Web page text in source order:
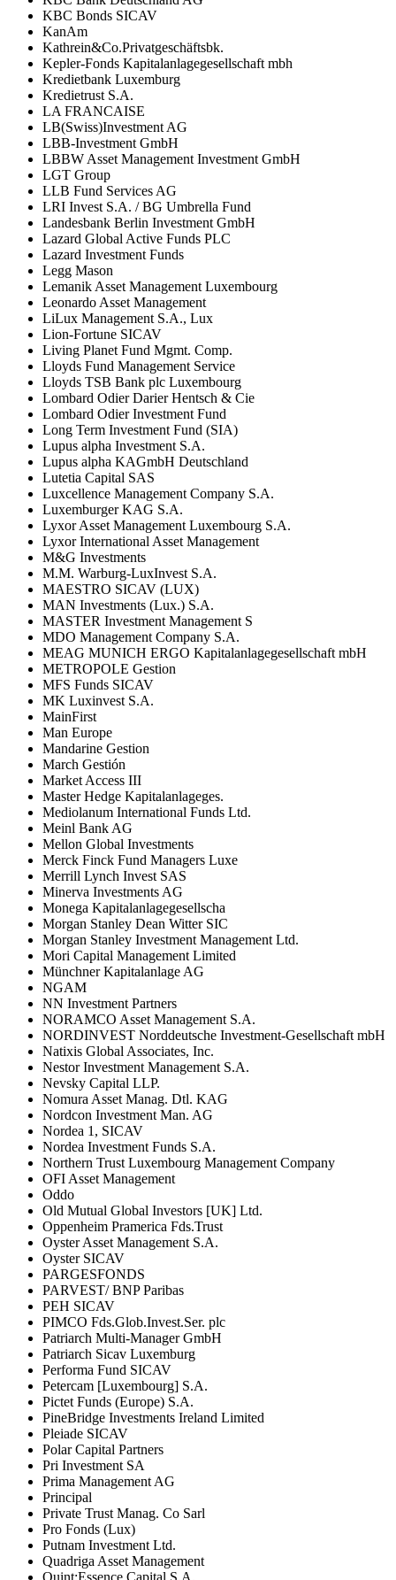
KBC Bonds SICAV
KanAm
Kathrein&Co.Privatgeschäftsbk.
Kepler-Fonds Kapitalanlagegesellschaft mbh
Kredietbank Luxemburg
Kredietrust S.A.
LA FRANCAISE
LB(Swiss)Investment AG
LBB-Investment GmbH
LBBW Asset Management Investment GmbH
LGT Group
LLB Fund Services AG
LRI Invest S.A. / BG Umbrella Fund
Landesbank Berlin Investment GmbH
Lazard Global Active Funds PLC
Lazard Investment Funds
Legg Mason
Lemanik Asset Management Luxembourg
Leonardo Asset Management
LiLux Management S.A., Lux
Lion-Fortune SICAV
Living Planet Fund Mgmt. Comp.
Lloyds Fund Management Service
Lloyds TSB Bank plc Luxembourg
Lombard Odier Darier Hentsch & Cie
Lombard Odier Investment Fund
Long Term Investment Fund (SIA)
Lupus alpha Investment S.A.
Lupus alpha KAGmbH Deutschland
Lutetia Capital SAS
Luxcellence Management Company S.A.
Luxemburger KAG S.A.
Lyxor Asset Management Luxembourg S.A.
Lyxor International Asset Management
M&G Investments
M.M. Warburg-LuxInvest S.A.
MAESTRO SICAV (LUX)
MAN Investments (Lux.) S.A.
MASTER Investment Management S
MDO Management Company S.A.
MEAG MUNICH ERGO Kapitalanlagegesellschaft mbH
METROPOLE Gestion
MFS Funds SICAV
MK Luxinvest S.A.
MainFirst
Man Europe
Mandarine Gestion
March Gestión
Market Access III
Master Hedge Kapitalanlageges.
Mediolanum International Funds Ltd.
Meinl Bank AG
Mellon Global Investments
Merck Finck Fund Managers Luxe
Merrill Lynch Invest SAS
Minerva Investments AG
Monega Kapitalanlagegesellscha
Morgan Stanley Dean Witter SIC
Morgan Stanley Investment Management Ltd.
Mori Capital Management Limited
Münchner Kapitalanlage AG
NGAM
NN Investment Partners
NORAMCO Asset Management S.A.
NORDINVEST Norddeutsche Investment-Gesellschaft mbH
Natixis Global Associates, Inc.
Nestor Investment Management S.A.
Nevsky Capital LLP.
Nomura Asset Manag. Dtl. KAG
Nordcon Investment Man. AG
Nordea 1, SICAV
Nordea Investment Funds S.A.
Northern Trust Luxembourg Management Company
OFI Asset Management
Oddo
Old Mutual Global Investors [UK] Ltd.
Oppenheim Pramerica Fds.Trust
Oyster Asset Management S.A.
Oyster SICAV
PARGESFONDS
PARVEST/ BNP Paribas
PEH SICAV
PIMCO Fds.Glob.Invest.Ser. plc
Patriarch Multi-Manager GmbH
Patriarch Sicav Luxemburg
Performa Fund SICAV
Petercam [Luxembourg] S.A.
Pictet Funds (Europe) S.A.
PineBridge Investments Ireland Limited
Pleiade SICAV
Polar Capital Partners
Pri Investment SA
Prima Management AG
Principal
Private Trust Manag. Co Sarl
Pro Fonds (Lux)
Putnam Investment Ltd.
Quadriga Asset Management
Quint:Essence Capital S.A.